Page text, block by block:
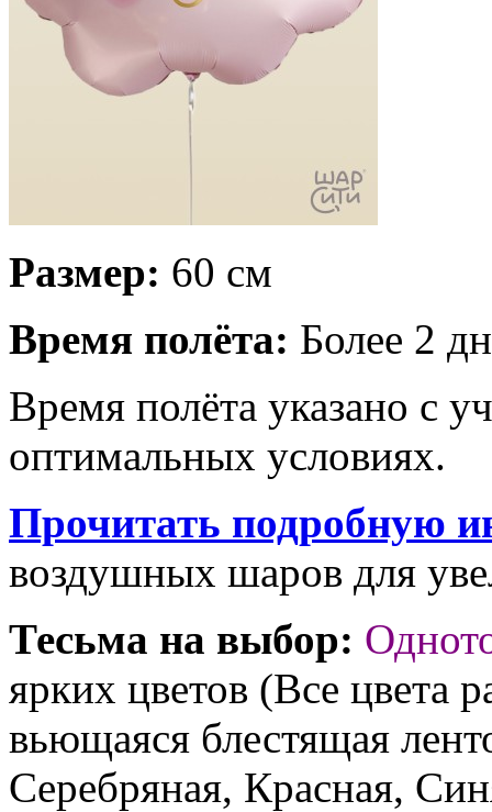
Размер: 60 см
Время полёта: Более 2
Время полёта указано с
оптимальных условиях.
Прочитать подробную
воздушных шаров для
Тесьма на выбор:
ярких цветов (Все цвета
вьющаяся блестящая
Серебряная, Красная,